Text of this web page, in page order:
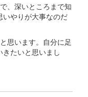
、深いところまで知
やりが大事なのだ
思います。自分に足
たいと思いまし